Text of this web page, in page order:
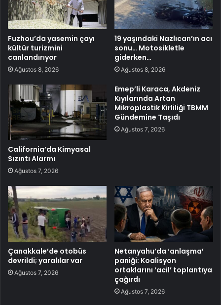
Fuzhou’da yasemin çayı
kültür turizmini
canlandırıyor
Ağustos 8, 2026
19 yaşındaki Nazlıcan’ın acı
sonu… Motosikletle
giderken…
Ağustos 8, 2026
California’da Kimyasal
Sızıntı Alarmı
Ağustos 7, 2026
Emep’li Karaca, Akdeniz
Kıyılarında Artan
Mikroplastik Kirliliği TBMM
Gündemine Taşıdı
Ağustos 7, 2026
Çanakkale’de otobüs
devrildi; yaralılar var
Ağustos 7, 2026
Netanyahu’da ‘anlaşma’
paniği: Koalisyon
ortaklarını ‘acil’ toplantıya
çağırdı
Ağustos 7, 2026